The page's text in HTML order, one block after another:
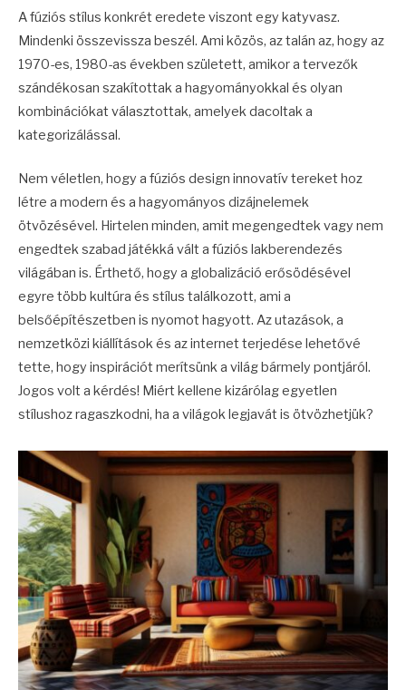
A fúziós stílus konkrét eredete viszont egy katyvasz.
Mindenki összevissza beszél. Ami közös, az talán az, hogy az
1970-es, 1980-as években született, amikor a tervezők
szándékosan szakítottak a hagyományokkal és olyan
kombinációkat választottak, amelyek dacoltak a
kategorizálással.
Nem véletlen, hogy a fúziós design innovatív tereket hoz
létre a modern és a hagyományos dizájnelemek
ötvözésével. Hirtelen minden, amit megengedtek vagy nem
engedtek szabad játékká vált a fúziós lakberendezés
világában is. Érthető, hogy a globalizáció erősödésével
egyre több kultúra és stílus találkozott, ami a
belsőépítészetben is nyomot hagyott. Az utazások, a
nemzetközi kiállítások és az internet terjedése lehetővé
tette, hogy inspirációt merítsünk a világ bármely pontjáról.
Jogos volt a kérdés! Miért kellene kizárólag egyetlen
stílushoz ragaszkodni, ha a világok legjavát is ötvözhetjük?